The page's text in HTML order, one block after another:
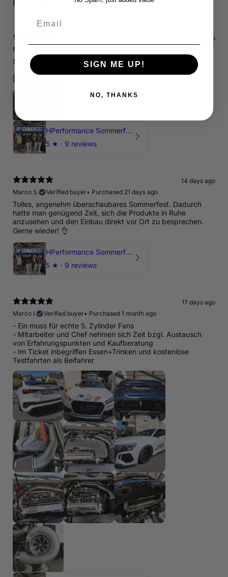
Polecam !
14 days ago
Marcin J.
Świetnie spedzony czas , Pozdrawiam
HPerformance Sommerfest 2026
5 ★ · 9 reviews
14 days ago
Marco S.
Verified buyer• Purchased 21 days ago
Tolles, angenehm überschaubares Sommerfest. Dadurch
hatte man genügend Zeit, sich die Produkte in Ruhe
anzusehen und den Einbau direkt vor Ort zu besprechen.
Gerne wieder! 👌
HPerformance Sommerfest 2026
5 ★ · 9 reviews
17 days ago
Marco I.
Verified buyer• Purchased 1 month ago
- Ein muss für echte 5. Zylinder Fans
- Mitarbeiter und Chef nehmen sich Zeit bzgl. Austausch
von Erfahrungspunkten und Kaufberatung
- Im Ticket inbegriffen Essen+Trinken und kostenlose
Testfahrten als Beifahrer
SIGN ME UP!
NO, THANKS